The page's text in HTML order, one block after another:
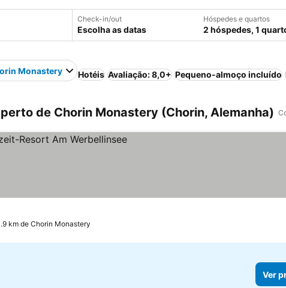
Check-in/out
Escolha as datas
Hóspedes e quartos
2 hóspedes, 1
Monastery Hotéis Avaliação: 8,0+ Pequeno-almoço incluído
de Chorin Monastery (Chorin, Alemanha)
km de Chorin Monastery
Ver